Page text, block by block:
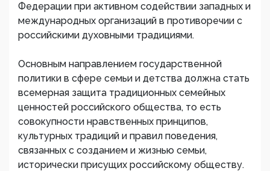
Федерации при активном содействии западных и
международных организаций в противоречии с
российскими духовными традициями.
Основным направлением государственной
политики в сфере семьи и детства должна стать
всемерная защита традиционных семейных
ценностей российского общества, то есть
совокупности нравственных принципов,
культурных традиций и правил поведения,
связанных с созданием и жизнью семьи,
исторически присущих российскому обществу.